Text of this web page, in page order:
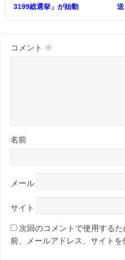
3199総選挙」が始動
コメント ※
名前
メール
サイト
次回のコメントで使用する
前、メールアドレス、サイトを